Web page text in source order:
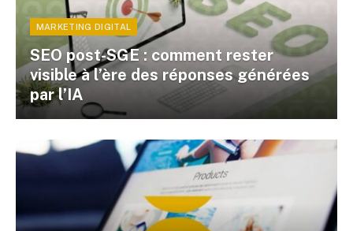
MARKETING DIGITAL
SEO post-SGE : comment rester
visible à l’ère des réponses générées
par l’IA